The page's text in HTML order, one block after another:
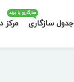
جدول سازگاری
سازگاری با برند
مرکز